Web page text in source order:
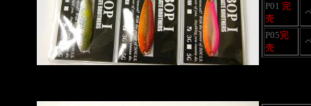
P01 完
売
P05完
売